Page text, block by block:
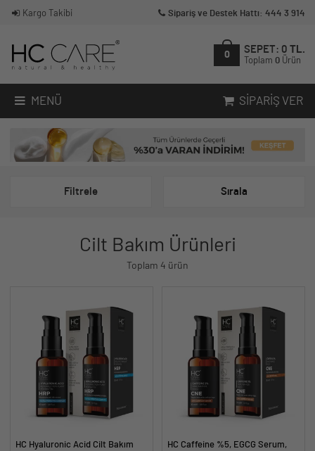
Kargo Takibi Sipariş ve Destek Hattı: 444 3 914
0
SEPET: 0 TL.
Toplam 0 Ürün
MENÜ SIPARIŞ VER
Filtrele Sırala
Cilt Bakım Ürünleri
Toplam 4 ürün
HC Hyaluronic Acid Cilt Bakım
HC Caffeine %5, EGCG Serum,